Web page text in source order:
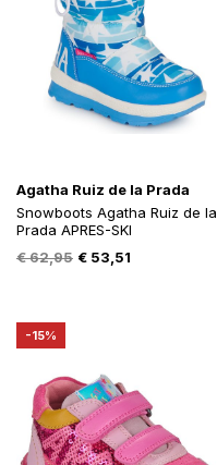
Agatha Ruiz de la Prada
Snowboots Agatha Ruiz de la
Prada APRES-SKI
€62,95 Oorspronkelijke
€ 53,51
-15%